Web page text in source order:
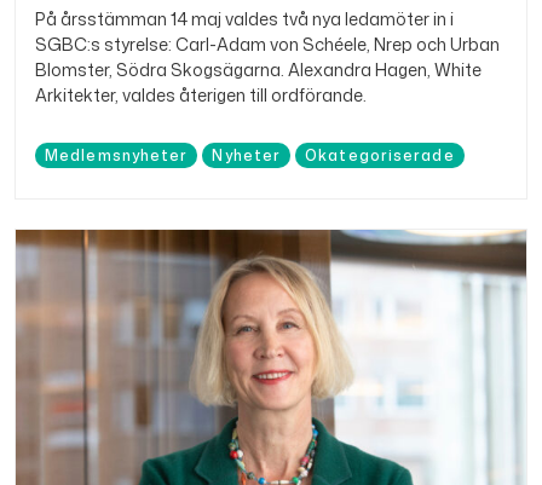
På årsstämman 14 maj valdes två nya ledamöter in i
SGBC:s styrelse: Carl-Adam von Schéele, Nrep och Urban
Blomster, Södra Skogsägarna. Alexandra Hagen, White
Arkitekter, valdes återigen till ordförande.
Medlemsnyheter Nyheter Okategoriserade